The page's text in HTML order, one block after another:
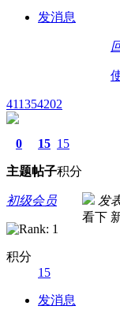
发消息
411354202
0
主题
15
帖子
15
积分
初级会员
积分
15
发消息
发
看下